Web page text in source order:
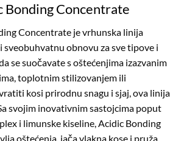
Bonding Concentrate
Concentrate je vrhunska linija
sveobuhvatnu obnovu za sve tipove i
se suočavate s oštećenjima izazvanim
toplotnim stilizovanjem ili
kosi prirodnu snagu i sjaj, ova linija
svojim inovativnim sastojcima poput
i limunske kiseline, Acidic Bonding
oštećenja, jača vlakna kose i pruža